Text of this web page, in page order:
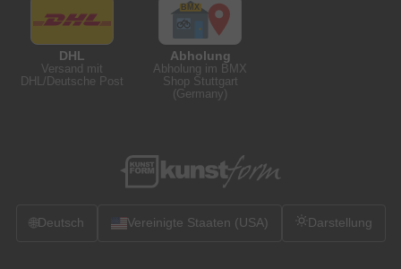
DHL
Versand mit
DHL/Deutsche Post
Abholung
Abholung im BMX
Shop Stuttgart
(Germany)
🌐Deutsch Vereinigte Staaten (USA) Darstellung